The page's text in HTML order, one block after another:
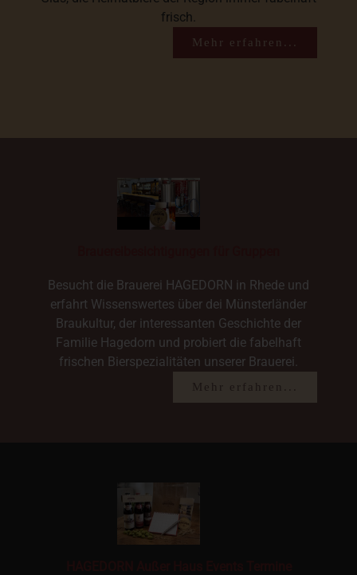
frisch.
Mehr erfahren...
Besucht die Brauerei HAGEDORN in Rhede und
erfahrt Wissenswertes über dei Münsterländer
Braukultur, der interessanten Geschichte der
Familie Hagedorn und probiert die fabelhaft
frischen Bierspezialitäten unserer Brauerei.
Mehr erfahren...